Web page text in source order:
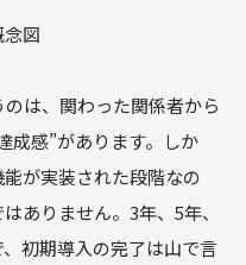
図
は、関わった関係者から
成感”があります。しか
が実装された段階なの
ありません。3年、5年、
初期導入の完了は山で言